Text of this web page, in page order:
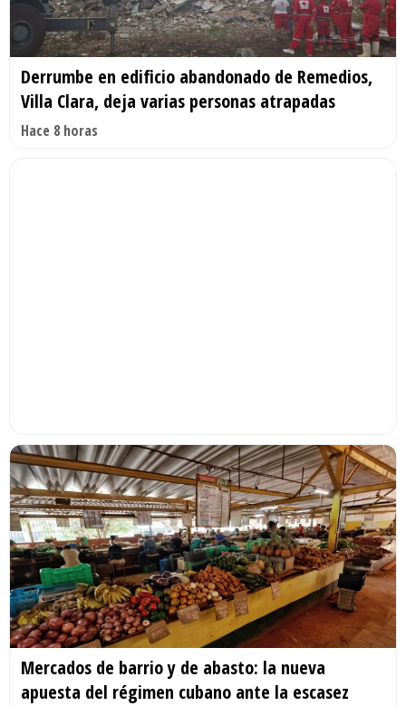
Derrumbe en edificio abandonado de Remedios,
Villa Clara, deja varias personas atrapadas
Hace 8 horas
Mercados de barrio y de abasto: la nueva
apuesta del régimen cubano ante la escasez